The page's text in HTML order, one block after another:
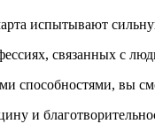
испытывают
связанных с
способностями, вы
и